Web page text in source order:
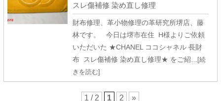
スレ傷補修 染め直し修理
財布修理、革小物修理の革研究所堺店、藤
林です。 今日は堺市在住 H様よりご依頼
いただいた ★CHANEL ココシャネル 長財
布 スレ傷補修 染め直し修理★ をご紹…[続
きを読む]
1 / 2 1 2 »